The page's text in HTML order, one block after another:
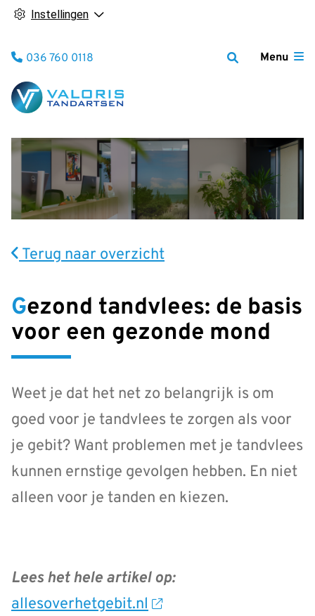
Instellingen
Menu
Tel:
036 760 0118
Terug naar overzicht
Gezond tandvlees: de basis
voor een gezonde mond
Weet je dat het net zo belangrijk is om
goed voor je tandvlees te zorgen als voor
je gebit? Want problemen met je tandvlees
kunnen ernstige gevolgen hebben. En niet
alleen voor je tanden en kiezen.
Lees het hele artikel op:
allesoverhetgebit.nl